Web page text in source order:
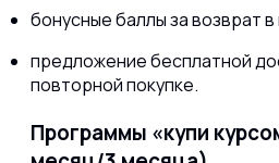
бонусные баллы за возврат в
предложение бесплатной
повторной покупке.
Программы «купи